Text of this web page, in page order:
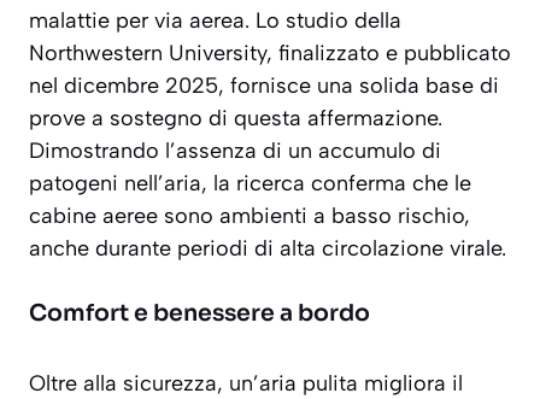
malattie per via aerea. Lo studio della
Northwestern University, finalizzato e pubblicato
nel dicembre 2025, fornisce una solida base di
prove a sostegno di questa affermazione.
Dimostrando l’assenza di un accumulo di
patogeni nell’aria, la ricerca conferma che le
cabine aeree sono ambienti a basso rischio,
anche durante periodi di alta circolazione virale.
Comfort e benessere a bordo
Oltre alla sicurezza, un’aria pulita migliora il